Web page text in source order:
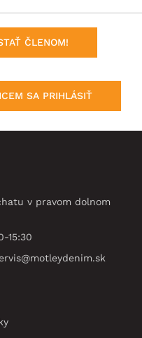
ČLENOM!
SA PRIHLÁSIŤ
v pravom dolnom
15:30